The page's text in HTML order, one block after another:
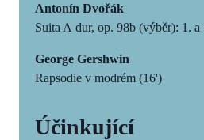
Antonín Dvořák
Suita A dur, op. 98b (výběr): 1. a
George Gershwin
Rapsodie v modrém (16')
Účinkující